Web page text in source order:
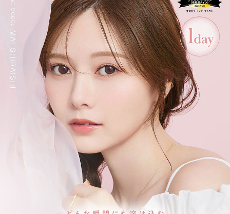
チャイカフェ【Chai Cafe】
ちょうどいい太さのフチと
どんな瞳にもなじむまろやかベージュで
ナチュラルでくりっとした瞳に。
シュガーパール【Sugar Pearl】
清楚グレー×うるキラ盛れ
細フチデイリーレンズ
ブリュレパールの色違い
細フチグレーレンズで
こなれかわいい瞳に！
メルティバター【Melty Butter】
多幸感ブラウン×ふんわり盛れ
とろけるように溶け込む
じゅわっとブラウンレンズで